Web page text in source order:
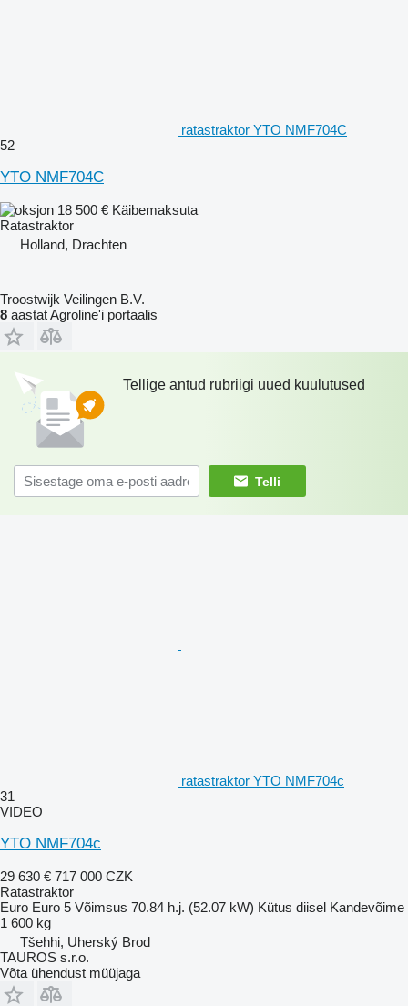
ratastraktor YTO NMF704C
52
YTO NMF704C
18 500 € Käibemaksuta
Ratastraktor
Holland, Drachten
Troostwijk Veilingen B.V.
8 aastat Agroline'i portaalis
Tellige antud rubriigi uued kuulutused
Telli
ratastraktor YTO NMF704c
31
VIDEO
YTO NMF704c
29 630 € 717 000 CZK
Ratastraktor
Euro Euro 5 Võimsus 70.84 h.j. (52.07 kW) Kütus diisel Kandevõime
1 600 kg
Tšehhi, Uherský Brod
TAUROS s.r.o.
Võta ühendust müüjaga